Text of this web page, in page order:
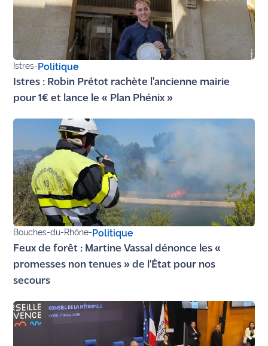
Istres-Politique
Istres : Robin Prétot rachète l'ancienne mairie
pour 1€ et lance le « Plan Phénix »
Bouches-du-Rhône-Politique
Feux de forêt : Martine Vassal dénonce les «
promesses non tenues » de l'État pour nos
secours